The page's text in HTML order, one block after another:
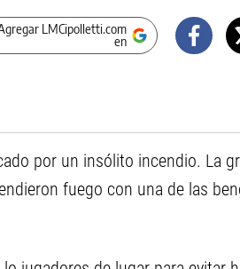
LMCipolletti.com
en
por un insólito incendio. La
fuego con una de las